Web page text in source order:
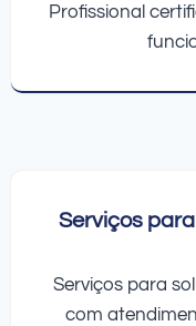
Profissional
Serviços
Serviços para
com